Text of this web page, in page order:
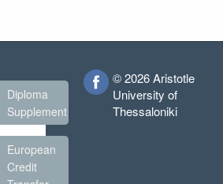
Diploma
Supplement
European
Credit
© 2026 Aristotle
University of
Thessaloniki